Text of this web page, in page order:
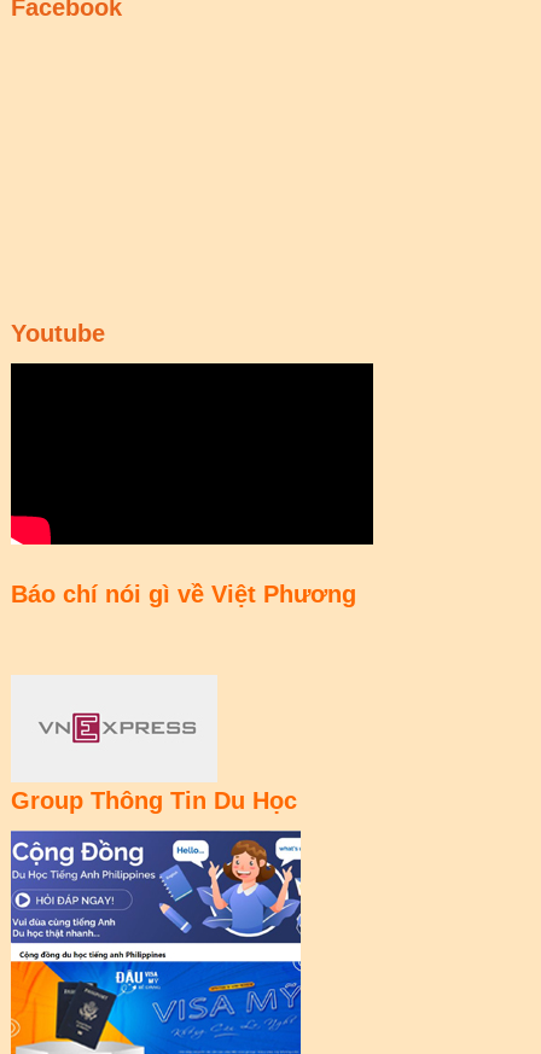
Facebook
Youtube
Báo chí nói gì về Việt Phương
Group Thông Tin Du Học